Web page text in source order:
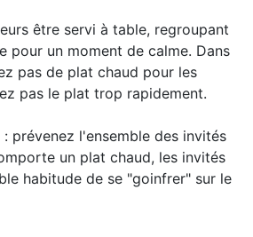
être servi à table, regroupant
pour un moment de calme. Dans
pas de plat chaud pour les
pas le plat trop rapidement.
prévenez l'ensemble des invités
un plat chaud, les invités
habitude de se "goinfrer" sur le